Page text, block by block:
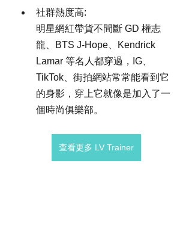
社群熱度高:
明星網紅帶貨不間斷 GD 權志
龍、BTS J-Hope、Kendrick
Lamar 等名人都穿過，IG、
TikTok、街拍網站常常能看到它
的身影，穿上它就像是加入了一
個時尚俱樂部。
查看更多 LV Trainer